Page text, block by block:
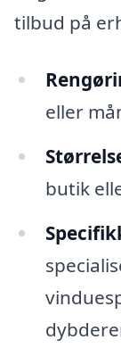
tilbud på
eller
butik